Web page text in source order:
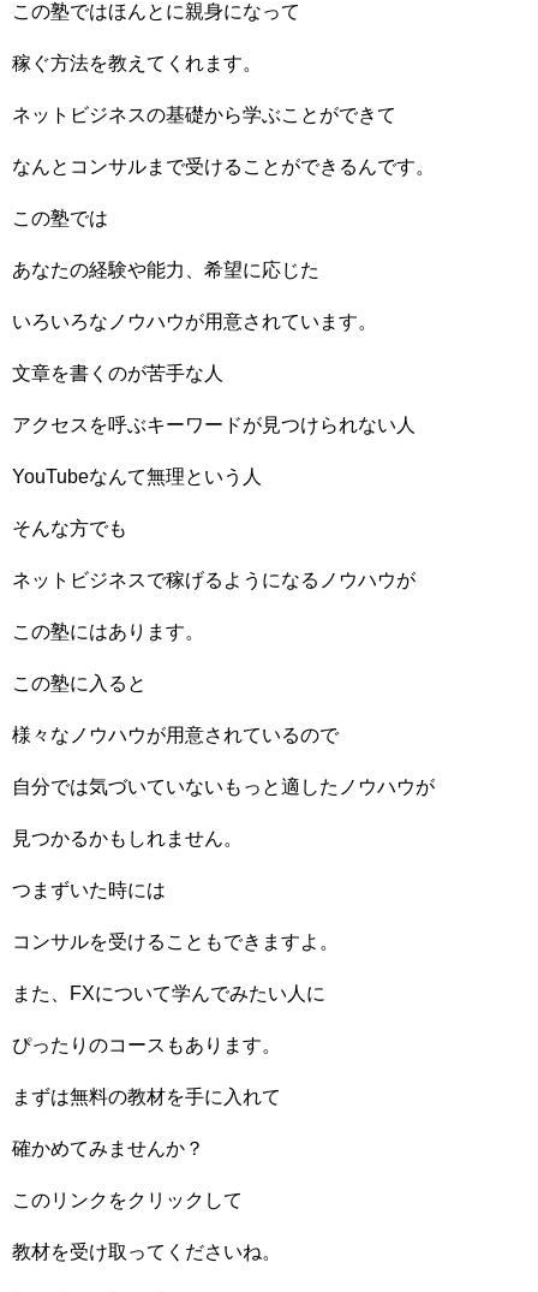
この塾ではほんとに親身になって
稼ぐ方法を教えてくれます。
ネットビジネスの基礎から学ぶことができて
なんとコンサルまで受けることができるんです。
この塾では
あなたの経験や能力、希望に応じた
いろいろなノウハウが用意されています。
文章を書くのが苦手な人
アクセスを呼ぶキーワードが見つけられない人
YouTubeなんて無理という人
そんな方でも
ネットビジネスで稼げるようになるノウハウが
この塾にはあります。
この塾に入ると
様々なノウハウが用意されているので
自分では気づいていないもっと適したノウハウが
見つかるかもしれません。
つまずいた時には
コンサルを受けることもできますよ。
また、FXについて学んでみたい人に
ぴったりのコースもあります。
まずは無料の教材を手に入れて
確かめてみませんか？
このリンクをクリックして
教材を受け取ってくださいね。